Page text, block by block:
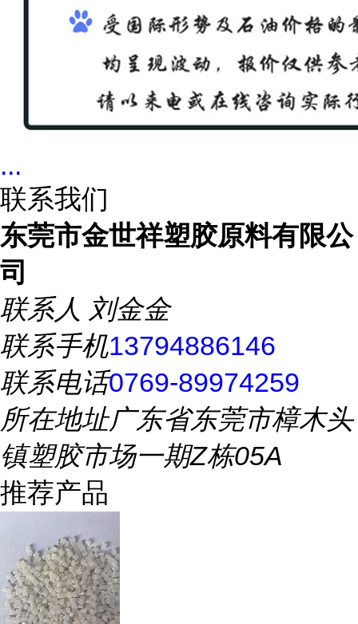
...
联系我们
东莞市金世祥塑胶原料有限公
司
联系人 刘金金
联系手机13794886146
联系电话0769-89974259
所在地址广东省东莞市樟木头
镇塑胶市场一期Z栋05A
推荐产品